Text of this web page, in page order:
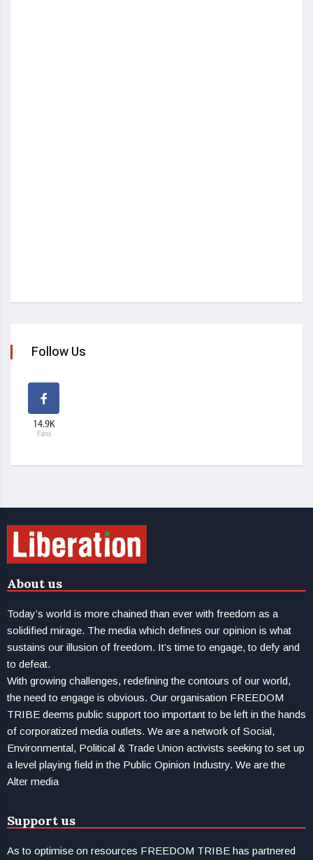
Follow Us
14.9K
Fans
About us
Today’s world is more chained than ever with freedom as a
solidified mirage. The media which defines our opinion is what
sustains our illusion of freedom. It’s time to engage, to defy and
to defeat.
With growing challenges, redefining the contours of our world,
the need to engage is obvious. Our organisation FREEDOM
TRIBE deems public support too important to be left in the hands
of corporatized media outlets. We are a network of Social,
Environmental, Political & Trade Union activists seeking to set up
a level playing field in the Public Opinion Industry. We are the
Alter media
Support us
As to optimise on resources FREEDOM TRIBE has partnered